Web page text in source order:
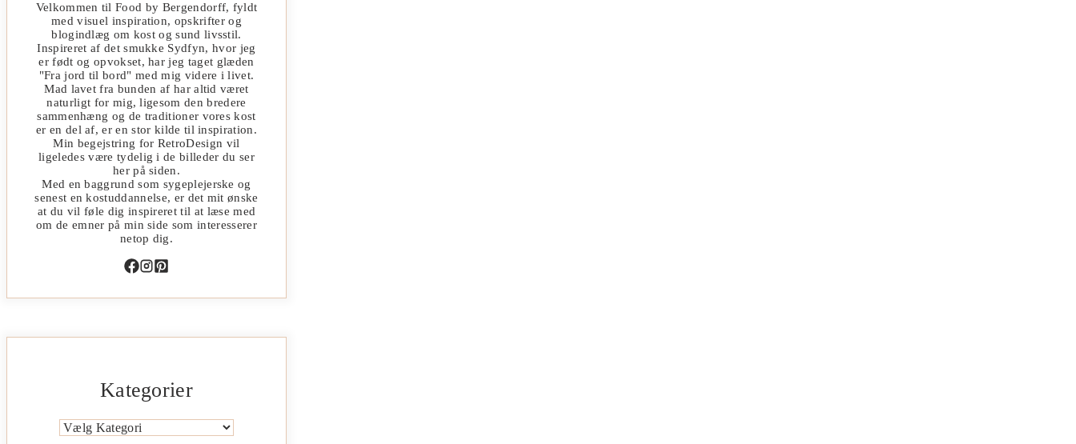
Velkommen til Food by Bergendorff, fyldt
med visuel inspiration, opskrifter og
blogindlæg om kost og sund livsstil.
Inspireret af det smukke Sydfyn, hvor jeg
er født og opvokset, har jeg taget glæden
"Fra jord til bord" med mig videre i livet.
Mad lavet fra bunden af har altid været
naturligt for mig, ligesom den bredere
sammenhæng og de traditioner vores kost
er en del af, er en stor kilde til inspiration.
Min begejstring for RetroDesign vil
ligeledes være tydelig i de billeder du ser
her på siden.
Med en baggrund som sygeplejerske og
senest en kostuddannelse, er det mit ønske
at du vil føle dig inspireret til at læse med
om de emner på min side som interesserer
netop dig.
Kategorier
Kategorier